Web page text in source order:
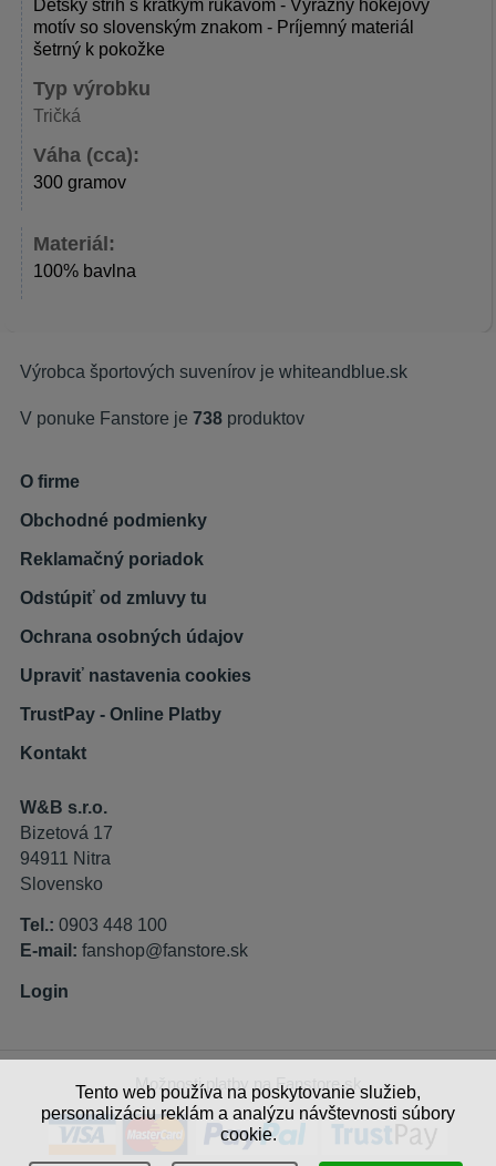
Tento web používa na poskytovanie služieb,
personalizáciu reklám a analýzu návštevnosti súbory
cookie.
Detský strih s krátkym rukávom - Výrazný hokejový
motív so slovenským znakom - Príjemný materiál
šetrný k pokožke
Typ výrobku
Tričká
Váha (cca):
300 gramov
Materiál:
100% bavlna
Výrobca športových suvenírov je whiteandblue.sk
V ponuke Fanstore je 738 produktov
O firme
Obchodné podmienky
Reklamačný poriadok
Odstúpiť od zmluvy tu
Ochrana osobných údajov
Upraviť nastavenia cookies
TrustPay - Online Platby
Kontakt
W&B s.r.o.
Bizetová 17
94911 Nitra
Slovensko
Tel.: 0903 448 100
E-mail: fanshop@fanstore.sk
Login
Možnosti platby na Fanstore.sk